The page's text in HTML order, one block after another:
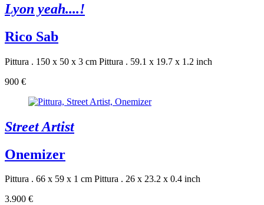
Lyon yeah....!
Rico Sab
Pittura . 150 x 50 x 3 cm Pittura . 59.1 x 19.7 x 1.2 inch
900 €
Street Artist
Onemizer
Pittura . 66 x 59 x 1 cm Pittura . 26 x 23.2 x 0.4 inch
3.900 €